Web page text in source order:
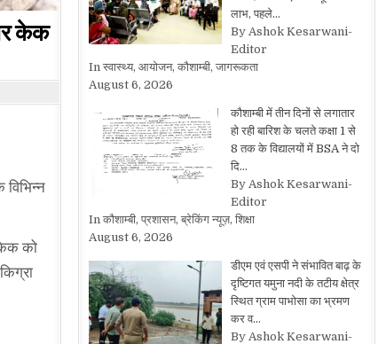
केक
केक को
लाभ, पहले…
By Ashok Kesarwani-
Editor
In स्वास्थ्य, आयोजन, कौशाम्बी, जागरूकता
August 6, 2026
कौशाम्बी में तीन दिनों से लगातार
हो रही बारिश के चलते कक्षा 1 से
8 तक के विद्यालयों में BSA ने दो
दि…
By Ashok Kesarwani-
Editor
In कौशाम्बी, प्रशासन, ब्रेकिंग न्यूज़, शिक्षा
August 6, 2026
डीएम एवं एसपी ने संभावित बाढ़ के
दृष्टिगत यमुना नदी के तटीय क्षेत्र
स्थित ग्राम पाभोसा का भ्रमण
कर व…
By Ashok Kesarwani-